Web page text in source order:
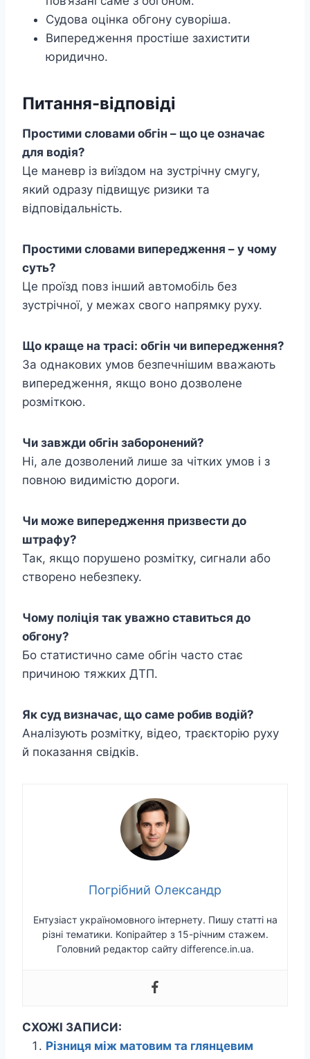
Судова оцінка обгону суворіша.
Випередження простіше захистити
юридично.
Питання-відповіді
Простими словами обгін – що це означає
для водія?
Це маневр із виїздом на зустрічну смугу,
який одразу підвищує ризики та
відповідальність.
Простими словами випередження – у чому
суть?
Це проїзд повз інший автомобіль без
зустрічної, у межах свого напрямку руху.
Що краще на трасі: обгін чи випередження?
За однакових умов безпечнішим вважають
випередження, якщо воно дозволене
розміткою.
Чи завжди обгін заборонений?
Ні, але дозволений лише за чітких умов і з
повною видимістю дороги.
Чи може випередження призвести до
штрафу?
Так, якщо порушено розмітку, сигнали або
створено небезпеку.
Чому поліція так уважно ставиться до
обгону?
Бо статистично саме обгін часто стає
причиною тяжких ДТП.
Як суд визначає, що саме робив водій?
Аналізують розмітку, відео, траєкторію руху
й показання свідків.
Погрібний Олександр
Ентузіаст україномовного інтернету. Пишу статті на
різні тематики. Копірайтер з 15-річним стажем.
Головний редактор сайту difference.in.ua.
СХОЖІ ЗАПИСИ:
Різниця між матовим та глянцевим